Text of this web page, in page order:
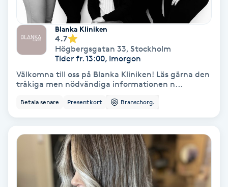
Rosacea
Rosenmetoden
Ryggmassage
Blanka Kliniken
4.7
Högbergsgatan 33, Stockholm
Tider fr. 13:00, Imorgon
Välkomna till oss på Blanka Kliniken! Läs gärna den
tråkiga men nödvändiga informationen n...
Betala senare Presentkort Branschorg.